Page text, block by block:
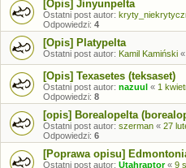
[Opis] Jinyunpelta
Ostatni post autor:
Odpowiedzi: 4
[Opis] Platypelta
Ostatni post autor: Kamil Kamiński «
[Opis] Texasetes (teksaset)
Ostatni post autor: nazuul « 1
Odpowiedzi: 8
[opis] Borealopelta
Ostatni post autor: szerman « 27
Odpowiedzi: 6
[Poprawa opisu]
Ostatni post autor: Utahraptor« 9